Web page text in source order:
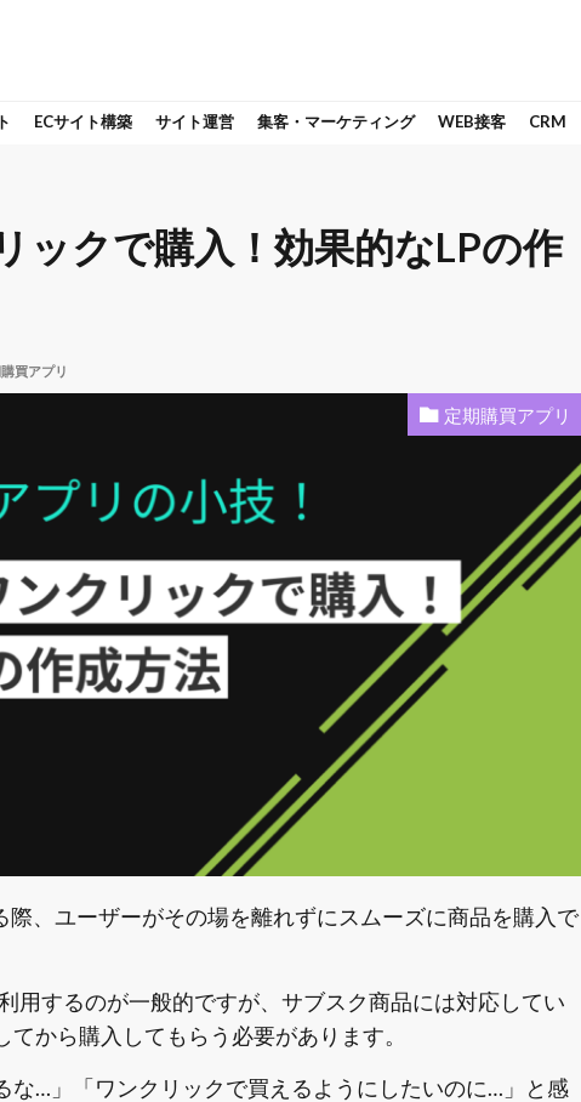
ECサイト構築 サイト運営 集客・マーケティング WEB接客 CRM
ックで購入！効果的なLPの作
買アプリ
定期購買アプリ
際、ユーザーがその場を離れずにスムーズに商品を購入で
用するのが一般的ですが、サブスク商品には対応してい
から購入してもらう必要があります。
な…」「ワンクリックで買えるようにしたいのに…」と感